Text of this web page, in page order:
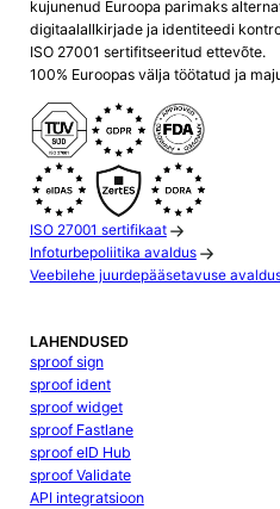
kujunenud Euroopa parimaks
digitaalallkirjade ja identiteedi
ISO 27001 sertifitseeritud ettevõte.
100% Euroopas välja töötatud ja
ISO 27001 sertifikaat
Infoturbepoliitika avaldus
Veebilehe juurdepääsetavuse
LAHENDUSED
sproof sign
sproof ident
sproof widget
sproof Fastlane
sproof eID Hub
sproof Validate
API integratsioon